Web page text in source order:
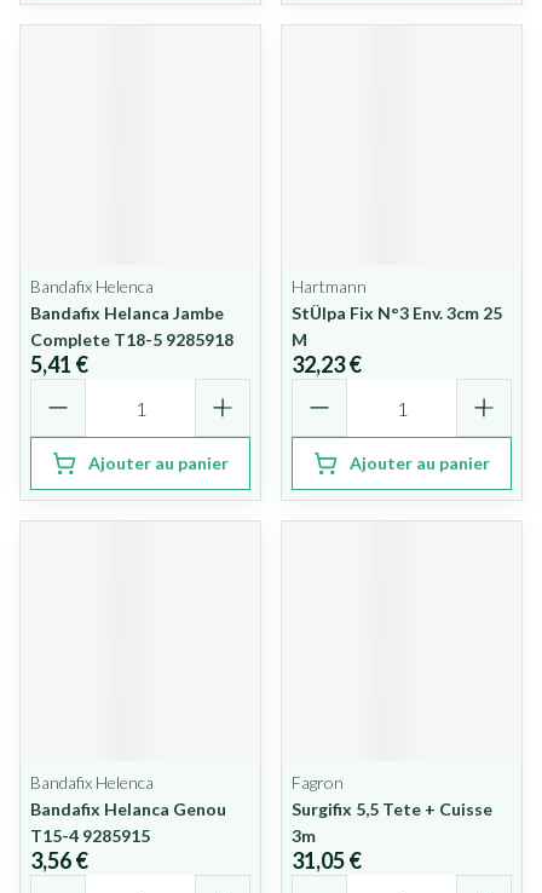
Bandafix Helenca
Bandafix Helanca Jambe
Complete T18-5 9285918
5,41 €
Ajouter au panier
Hartmann
StÜlpa Fix N°3 Env. 3cm 25
M
32,23 €
Ajouter au panier
Bandafix Helenca
Bandafix Helanca Genou
T15-4 9285915
3,56 €
Fagron
Surgifix 5,5 Tete + Cuisse
3m
31,05 €